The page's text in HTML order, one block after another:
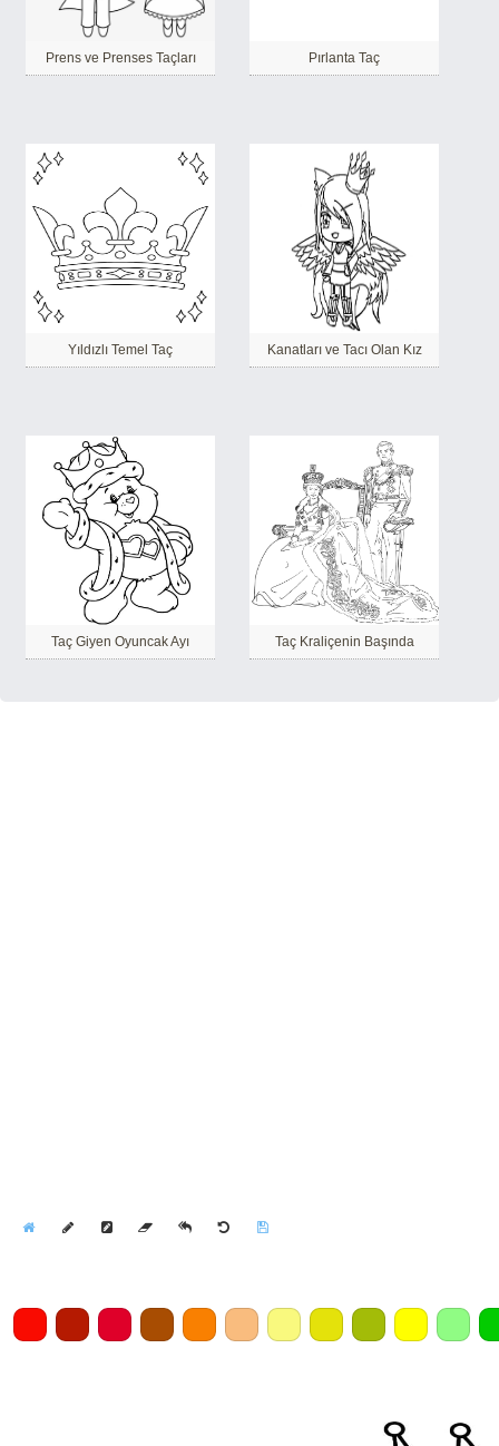
Prens ve Prenses Taçları Pırlanta Taç
Yıldızlı Temel Taç Kanatları ve Tacı Olan Kız
Taç Giyen Oyuncak Ayı Taç Kraliçenin Başında